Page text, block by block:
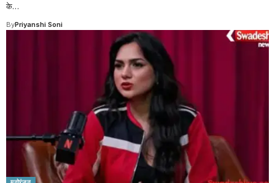
के…
ByPriyanshi Soni